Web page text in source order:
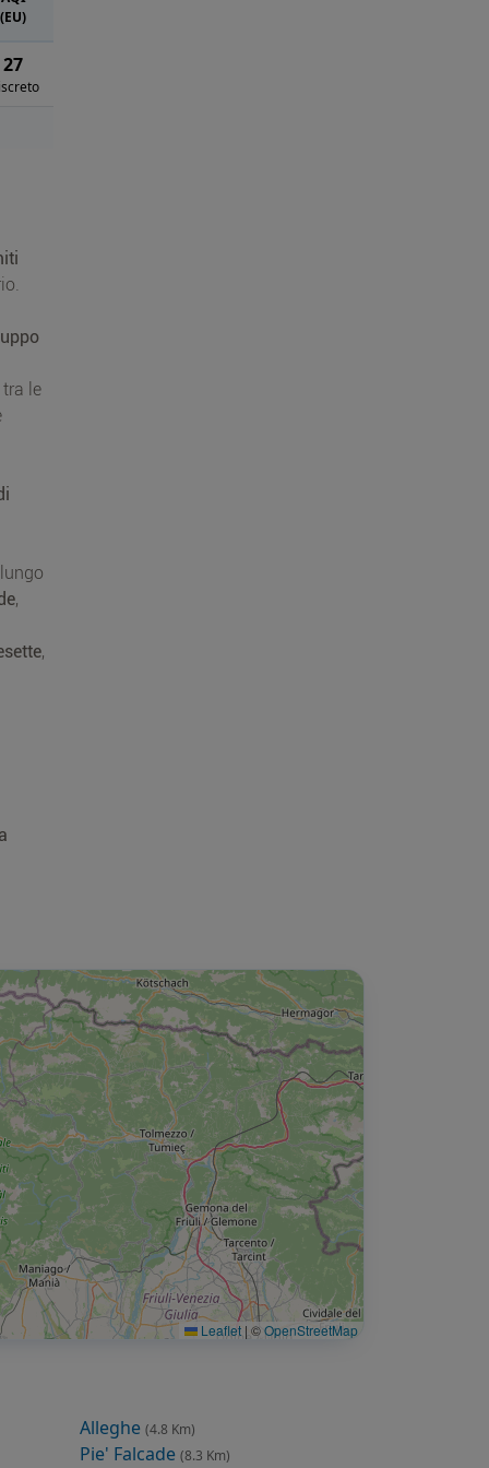
(EU)
27
le
,
,
Leaflet | ©OpenStreetMap
Alleghe (4.8 Km)
Pie' Falcade (8.3 Km)